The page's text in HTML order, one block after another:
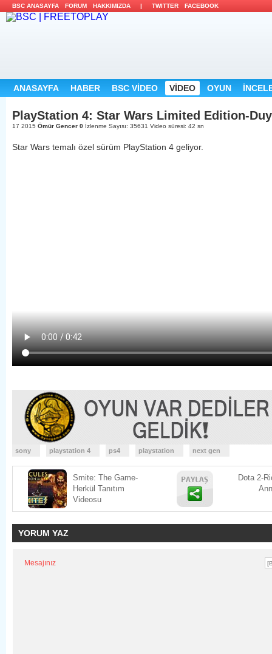
BSC ANASAYFA FORUM HAKKIMIZDA | TWITTER FACEBOOK
ANASAYFA HABER BSC VİDEO VİDEO OYUN
PlayStation 4: Star Wars Limited Edition-
17 2015 Ömür Gencer 0 İzlenme Sayısı: 35631 Video süresi: 42 sn
Star Wars temalı özel sürüm PlayStation 4 geliyor.
sony playstation 4 ps4 playstation next gen
Smite: The Game-
Herkül Tanıtım
Videosu
Dota 2-
YORUM YAZ
Mesajınız